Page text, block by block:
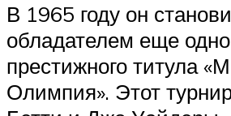
В 1965 году он
обладателем еще
престижного титула
Олимпия». Этот